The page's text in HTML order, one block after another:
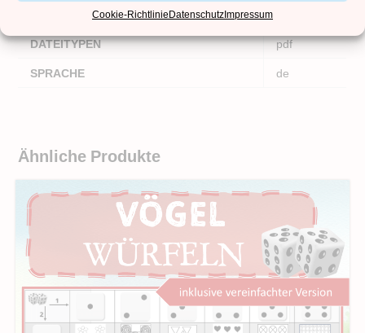
Cookie-RichtlinieDatenschutzImpressum
ANZAHL SEITEN
DATEITYPEN
pdf
SPRACHE
de
Ähnliche Produkte